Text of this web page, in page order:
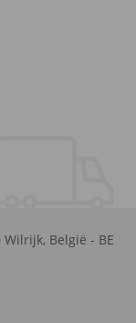
Wilrijk, België - BE